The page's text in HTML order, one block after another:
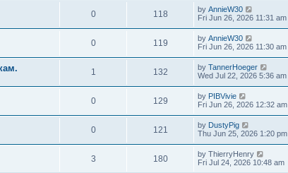
0 118 by AnnieW30
Fri Jun 26, 2026 11:31 am
0 119 by AnnieW30
Fri Jun 26, 2026 11:30 am
1 132 by TannerHoeger
Wed Jul 22, 2026 5:36 am
0 129 by PIBVivie
Fri Jun 26, 2026 12:32 am
0 121 by DustyPig
Thu Jun 25, 2026 1:20 pm
3 180 by ThierryHenry
Fri Jul 24, 2026 10:48 am